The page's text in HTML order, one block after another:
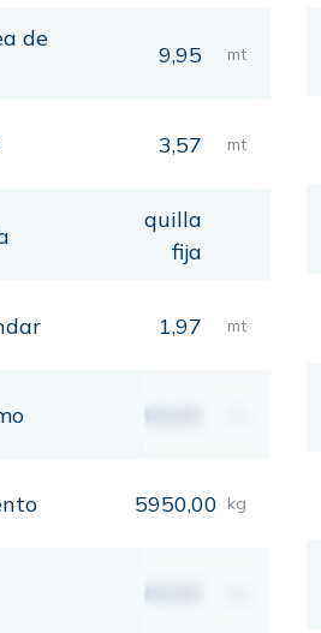
de
9,95 mt
3,57 mt
quilla
fija
1,97 mt
00,00
5950,00 kg
00,00